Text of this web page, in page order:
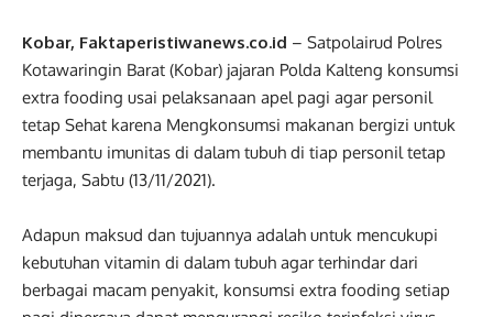
Kobar, Faktaperistiwanews.co.id – Satpolairud Polres
Kotawaringin Barat (Kobar) jajaran Polda Kalteng konsumsi
extra fooding usai pelaksanaan apel pagi agar personil
tetap Sehat karena Mengkonsumsi makanan bergizi untuk
membantu imunitas di dalam tubuh di tiap personil tetap
terjaga, Sabtu (13/11/2021).
Adapun maksud dan tujuannya adalah untuk mencukupi
kebutuhan vitamin di dalam tubuh agar terhindar dari
berbagai macam penyakit, konsumsi extra fooding setiap